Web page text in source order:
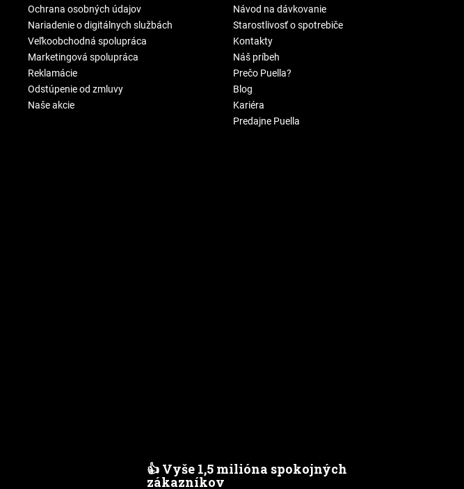
Ochrana osobných údajov
Nariadenie o digitálnych službách
Veľkoobchodná spolupráca
Marketingová spolupráca
Reklamácie
Odstúpenie od zmluvy
Naše akcie
Návod na dávkovanie
Starostlivosť o spotrebiče
Kontakty
Náš príbeh
Prečo Puella?
Blog
Kariéra
Predajne Puella
👍 Vyše 1,5 milióna spokojných
zákazníkov